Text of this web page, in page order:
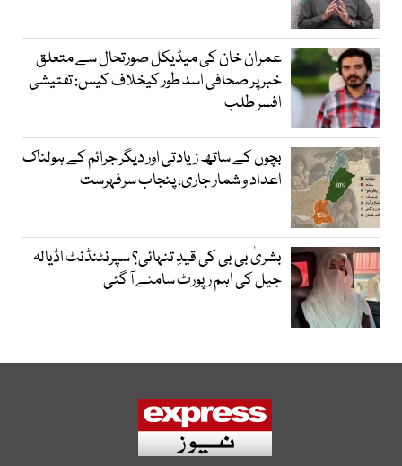
عمران خان کی میڈیکل صورتحال سے متعلق
خبر پر صحافی اسد طور کیخلاف کیس: تفتیشی
افسر طلب
بچوں کے ساتھ زیادتی اور دیگر جرائم کے ہولناک
اعداد و شمار جاری، پنجاب سرفہرست
بشریٰ بی بی کی قیدِ تنہائی؟ سپرنٹنڈنٹ اڈیالہ
جیل کی اہم رپورٹ سامنے آ گئی